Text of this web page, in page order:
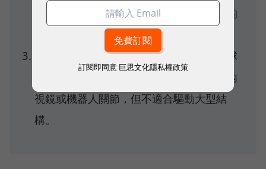
教磁力來控制球面摩擦力外，以金屬為主的
球型結構也容易被磁化而發生改變。
目前主流應用是超音波控制壓電震動子在球
面上移動，較適合應用在小型裝置，例如內
視鏡或機器人關節，但不適合驅動大型結
構。
訂閱即同意 巨思文化隱私權政策